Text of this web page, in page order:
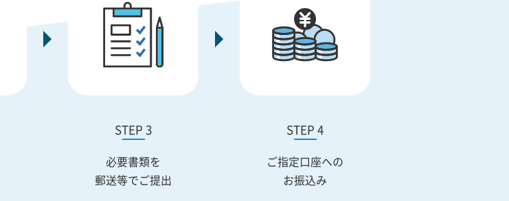
STEP 3
必要書類を
郵送等でご提出
STEP 4
ご指定口座への
お振込み